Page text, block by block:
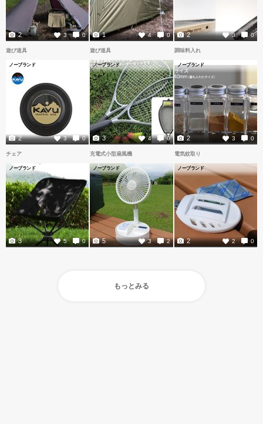
3 0
2 4 0
1 3 0
2
遊び道具
ノーブランド
3 0
2
遊び道具
ノーブランド
4 0
3
調味料入れ
ノーブランド
3 0
2
チェア
ノーブランド
5 0
3
充電式小型扇風機
ノーブランド
3 2
5
電気蚊取り
ノーブランド
2 0
2
もっとみる